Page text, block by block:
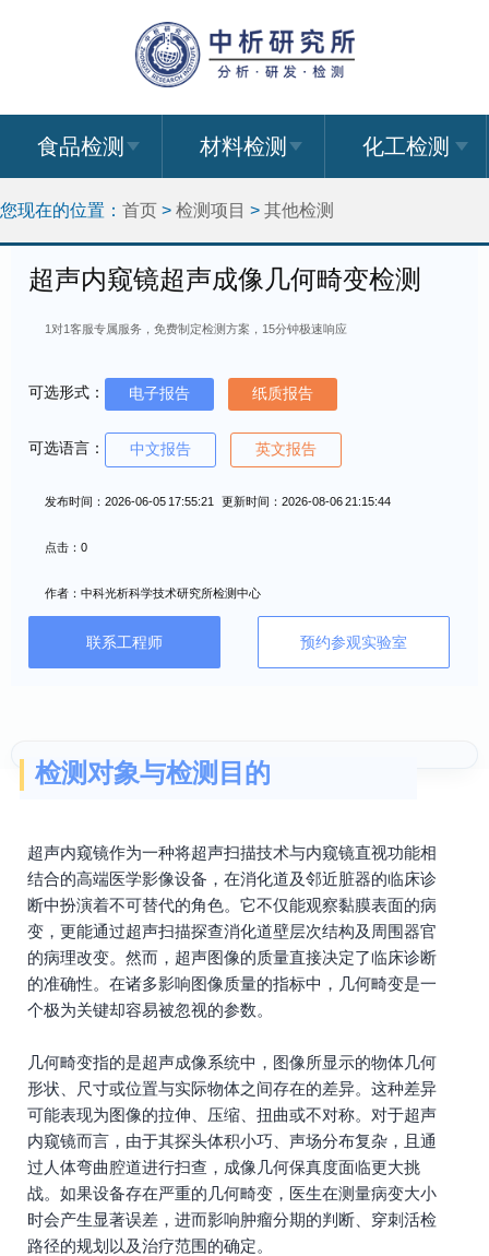
食品检测 材料检测 化工检测
您现在的位置： 首页 > 检测项目 > 其他检测
超声内窥镜超声成像几何畸变检测
1对1客服专属服务，免费制定检测方案，15分钟极速响应
可选形式： 电子报告 纸质报告
可选语言： 中文报告 英文报告
发布时间：2026-06-05 17:55:21 更新时间：2026-08-06 21:15:44
点击：0
作者：中科光析科学技术研究所检测中心
联系工程师 预约参观实验室
检测对象与检测目的
超声内窥镜作为一种将超声扫描技术与内窥镜直视功能相
结合的高端医学影像设备，在消化道及邻近脏器的临床诊
断中扮演着不可替代的角色。它不仅能观察黏膜表面的病
变，更能通过超声扫描探查消化道壁层次结构及周围器官
的病理改变。然而，超声图像的质量直接决定了临床诊断
的准确性。在诸多影响图像质量的指标中，几何畸变是一
个极为关键却容易被忽视的参数。
几何畸变指的是超声成像系统中，图像所显示的物体几何
形状、尺寸或位置与实际物体之间存在的差异。这种差异
可能表现为图像的拉伸、压缩、扭曲或不对称。对于超声
内窥镜而言，由于其探头体积小巧、声场分布复杂，且通
过人体弯曲腔道进行扫查，成像几何保真度面临更大挑
战。如果设备存在严重的几何畸变，医生在测量病变大小
时会产生显著误差，进而影响肿瘤分期的判断、穿刺活检
路径的规划以及治疗范围的确定。